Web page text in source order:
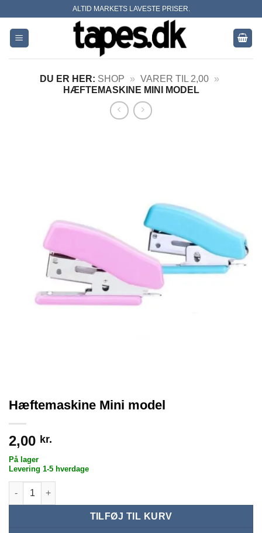
content
ALTID MARKETS LAVESTE PRISER.
DU ER HER: SHOP » VARER TIL 2,00 »
HÆFTEMASKINE MINI MODEL
Hæftemaskine Mini model
2,00 kr.
På lager
Levering 1-5 hverdage
Hæftemaskine Mini model antal
TILFØJ TIL KURV